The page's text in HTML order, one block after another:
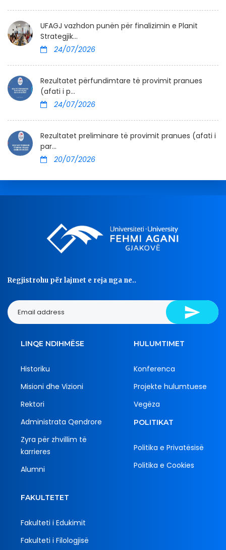
UFAGJ vazhdon punën për finalizimin e Planit
Strategjik...
24/07/2026
Rezultatet përfundimtare të provimit pranues
(afati i p...
24/07/2026
Rezultatet preliminare të provimit pranues (afati i
par...
20/07/2026
Regjistrohu për lajmet e reja nga ne..
LINQE NDIHMËSE
Historiku
Misioni dhe Vizioni
Rektori
Administrata Qendrore
Zyra për zhvillim të
karrieres
Alumni
HULUMTIMET
Konferenca
Projekte hulumtuese
Vegëza
POLITIKAT
Politika e Privatësisë
Politika e Cookies
FAKULTETET
Fakulteti i Edukimit
Fakulteti i Filologjisë